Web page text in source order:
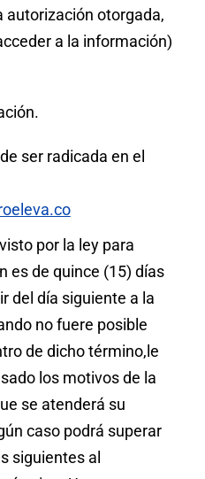
autorización otorgada,
a la información)
ser radicada en el
por la ley para
es de quince (15) días
del día siguiente a la
no fuere posible
de dicho término,le
los motivos de la
se atenderá su
caso podrá superar
siguientes al